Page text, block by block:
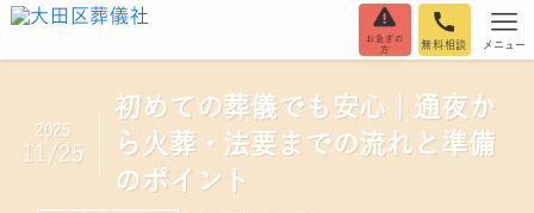
お急ぎの
方
無料相談 メニュー
初めての葬儀でも安心｜通夜か
ら火葬・法要までの流れと準備
のポイント
2025
11/25